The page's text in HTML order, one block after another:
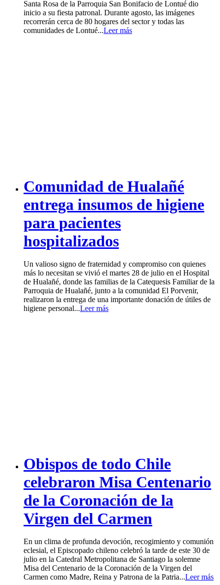
Santa Rosa de la Parroquia San Bonifacio de Lontué dio
inicio a su fiesta patronal. Durante agosto, las imágenes
recorrerán cerca de 80 hogares del sector y todas las
comunidades de Lontué...Leer más
Comunidad de Hualañé
entrega insumos de higiene
para pacientes
hospitalizados
Un valioso signo de fraternidad y compromiso con quienes
más lo necesitan se vivió el martes 28 de julio en el Hospital
de Hualañé, donde las familias de la Catequesis Familiar de la
Parroquia de Hualañé, junto a la comunidad El Porvenir,
realizaron la entrega de una importante donación de útiles de
higiene personal...Leer más
Obispos de todo Chile
celebraron Misa Centenario
de la Coronación de la
Virgen del Carmen
En un clima de profunda devoción, recogimiento y comunión
eclesial, el Episcopado chileno celebró la tarde de este 30 de
julio en la Catedral Metropolitana de Santiago la solemne
Misa del Centenario de la Coronación de la Virgen del
Carmen como Madre, Reina y Patrona de la Patria...Leer más